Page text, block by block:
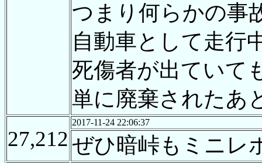
つまり何らかの事
自動車として走行
死傷者が出ていて
単に廃棄されたあ
27,212
2017-11-24 22:06:37
ぜひ暗峠もミニレ